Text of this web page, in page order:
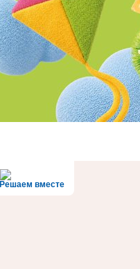
Решаем вместе